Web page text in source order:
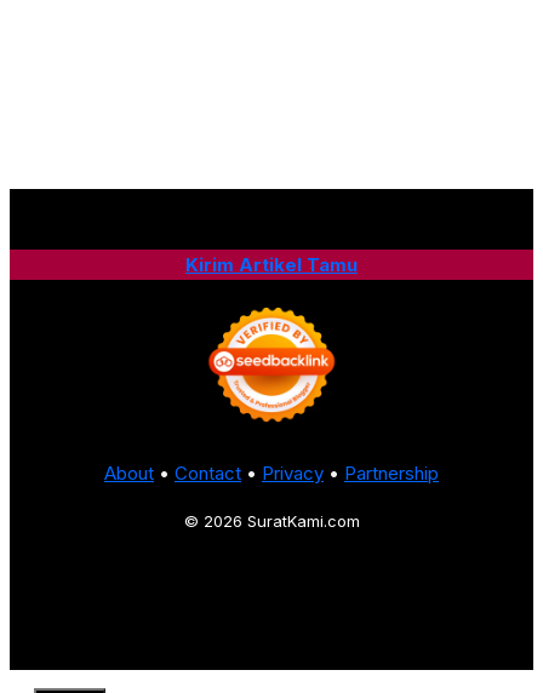
Kirim Artikel Tamu
About • Contact • Privacy • Partnership
© 2026 SuratKami.com